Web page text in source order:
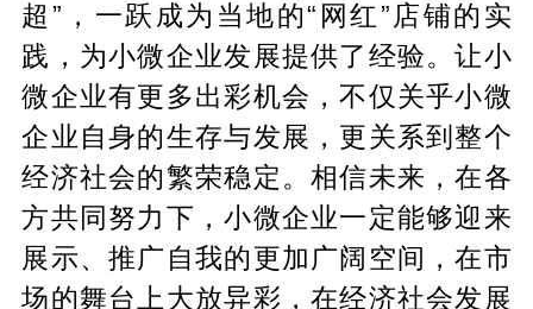
超”，一跃成为当地的“网红”店铺的实
践，为小微企业发展提供了经验。让小
微企业有更多出彩机会，不仅关乎小微
企业自身的生存与发展，更关系到整个
经济社会的繁荣稳定。相信未来，在各
方共同努力下，小微企业一定能够迎来
展示、推广自我的更加广阔空间，在市
场的舞台上大放异彩，在经济社会发展